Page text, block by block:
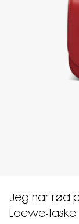
Jeg har rød
Loewe-taske